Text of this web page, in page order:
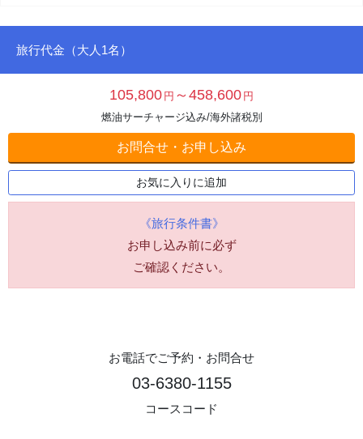
旅行代金（大人1名）
105,800 円 ～458,600 円
燃油サーチャージ込み/海外諸税別
お問合せ・お申し込み
お気に入りに追加
《旅行条件書》
お申し込み前に必ず
ご確認ください。
お電話でご予約・お問合せ
03-6380-1155
コースコード